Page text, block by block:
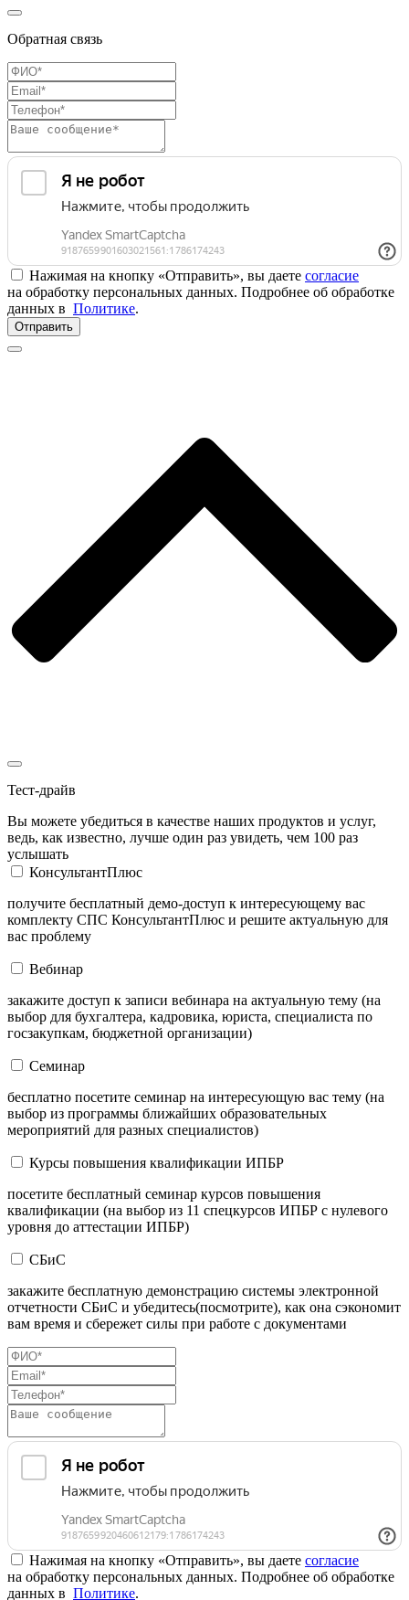
Обратная связь
Нажимая на кнопку «Отправить», вы даете согласие
на обработку персональных данных. Подробнее об обработке
данных в Политике.
Отправить
Тест-драйв
Вы можете убедиться в качестве наших продуктов и услуг,
ведь, как известно, лучше один раз увидеть, чем 100 раз
услышать
КонсультантПлюс
получите бесплатный демо-доступ к интересующему вас
комплекту СПС КонсультантПлюс и решите актуальную для
вас проблему
Вебинар
закажите доступ к записи вебинара на актуальную тему (на
выбор для бухгалтера, кадровика, юриста, специалиста по
госзакупкам, бюджетной организации)
Семинар
бесплатно посетите семинар на интересующую вас тему (на
выбор из программы ближайших образовательных
мероприятий для разных специалистов)
Курсы повышения квалификации ИПБР
посетите бесплатный семинар курсов повышения
квалификации (на выбор из 11 спецкурсов ИПБР с нулевого
уровня до аттестации ИПБР)
СБиС
закажите бесплатную демонстрацию системы электронной
отчетности СБиС и убедитесь(посмотрите), как она сэкономит
вам время и сбережет силы при работе с документами
Нажимая на кнопку «Отправить», вы даете согласие
на обработку персональных данных. Подробнее об обработке
данных в Политике.